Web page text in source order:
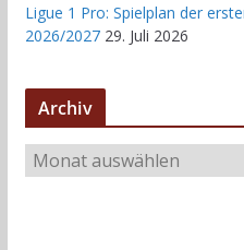
Ligue 1 Pro: Spielplan der
2026/2027 29. Juli 2026
Archiv
r